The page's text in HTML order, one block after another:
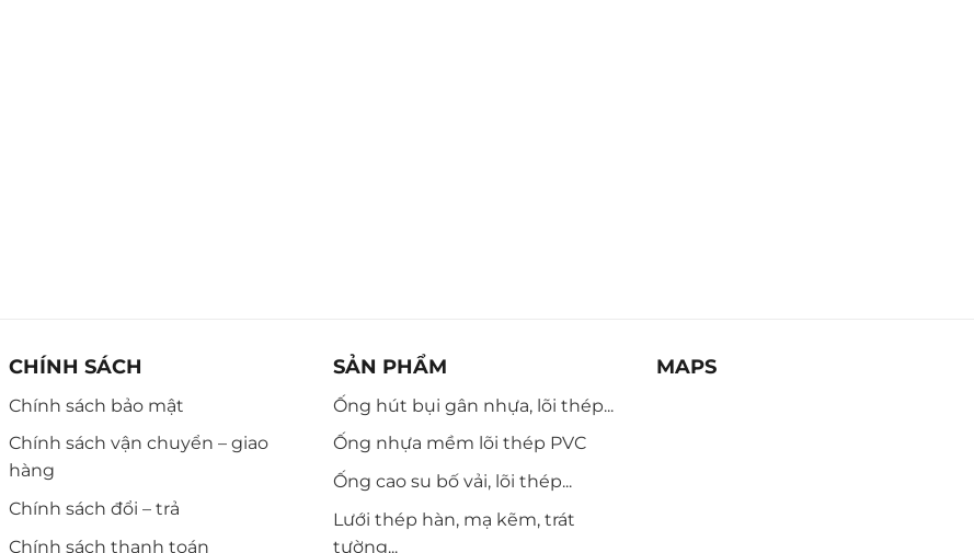
CHÍNH SÁCH
Chính sách bảo mật
Chính sách vận chuyển – giao
hàng
Chính sách đổi – trả
Chính sách thanh toán
SẢN PHẨM
Ống hút bụi gân nhựa, lõi thép...
Ống nhựa mềm lõi thép PVC
Ống cao su bố vải, lõi thép...
Lưới thép hàn, mạ kẽm, trát
tường...
MAPS